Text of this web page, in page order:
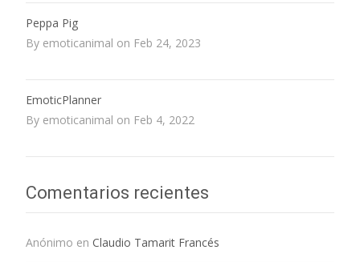
Peppa Pig
By emoticanimal on Feb 24, 2023
EmoticPlanner
By emoticanimal on Feb 4, 2022
Comentarios recientes
Anónimo en Claudio Tamarit Francés